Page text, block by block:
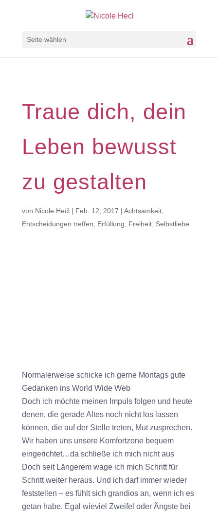
Seite wählen
Traue dich, dein
Leben bewusst
zu gestalten
von Nicole Hečl| Feb. 12, 2017 | Achtsamkeit,
Entscheidungen treffen
Erfüllung Freiheit, Selbstliebe
Normalerweise schicke ich gerne Montags gute
Gedanken ins World Wide Web
Doch ich möchte meinen Impuls folgen und heute
denen, die gerade Altes noch nicht los lassen
können, die auf der Stelle treten, Mut zusprechen.
Wir haben uns unsere Komfortzone bequem
eingerichtet…da schließe ich mich nicht aus
Doch seit Längerem wage ich mich Schritt für
Schritt weiter heraus. Und ich darf immer wieder
feststellen – es fühlt sich grandios an, wenn ich es
getan habe. Egal wieviel Zweifel oder Ängste bei